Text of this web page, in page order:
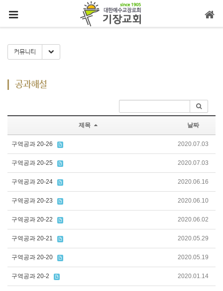
커뮤니티 Toggle Dropdown
공과해설
제목 날짜
구역공과 20-26 2020.07.03
구역공과 20-25 2020.07.03
구역공과 20-24 2020.06.16
구역공과 20-23 2020.06.10
구역공과 20-22 2020.06.02
구역공과 20-21 2020.05.29
구역공과 20-20 2020.05.19
구역공과 20-2 2020.01.14